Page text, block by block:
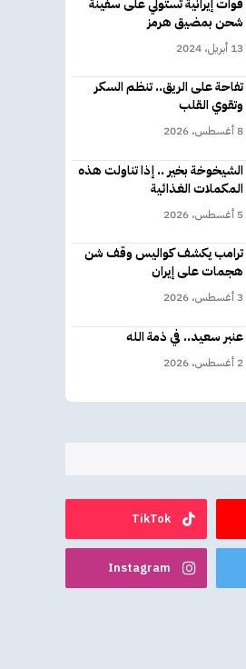
شحن بمضيق هرمز
13 أبريل، 2024
تفاحة على الريق.. تنظم السكر
وتقوي القلب
8 أغسطس، 2026
الشيخوخة بخير .. إذا تناولت هذه
المكملات الغذائية
5 أغسطس، 2026
ترامب يكشف كواليس وقف شن
هجمات على إيران
3 أغسطس، 2026
عنبر سعيد.. في ذمة الله
2 أغسطس، 2026
TikTok
Instagram